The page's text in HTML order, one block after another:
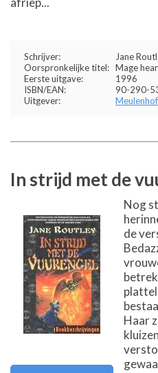
Schrijver:
Jane
Oorspronkelijke titel: Mage
Eerste uitgave:
1996
ISBN/EAN:
90-290-
Uitgever:
In strijd met de
Nog
de
Haar